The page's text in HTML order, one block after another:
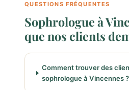
QUESTIONS FRÉQUENTES
Sophrologue à
que nos clients
Comment trouver des
sophrologue à Vincennes ?